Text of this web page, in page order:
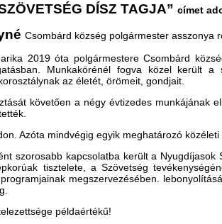
DÍSZ TAGJA” címet
Csombárd község polgármester asszonya
2019 óta polgármestere Csombárd
Munkakörénél fogva közel került a
az életét, örömeit, gondjait.
követően a négy évtizedes munkájának
Azóta mindvégig egyik meghatározó közéleti
szorosabb kapcsolatba került a Nyugdíjasok
tisztelete, a Szövetség
megszervezésében.
példaértékű!